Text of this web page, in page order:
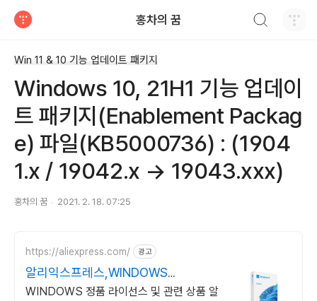
홍차의 꿈
Win 11 & 10 기능 업데이트 패키지
Windows 10, 21H1 기능 업데이
트 패키지(Enablement Packag
e) 파일(KB5000736) : (1904
1.x / 19042.x → 19043.xxx)
홍차의 꿈 2021. 2. 18. 07:25
https://aliexpress.com/ 광고
알리익스프레스,WINDOWS
Windows 알리에서!
WINDOWS 정품 라이선스 및 관련 상품 알